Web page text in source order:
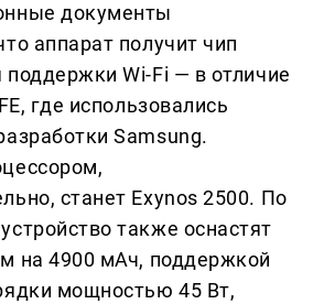
документы
аппарат получит чип
поддержки Wi-Fi — в отличие
где использовались
Samsung.
станет Exynos 2500. По
также оснастят
на 4900 мАч, поддержкой
мощностью 45 Вт,